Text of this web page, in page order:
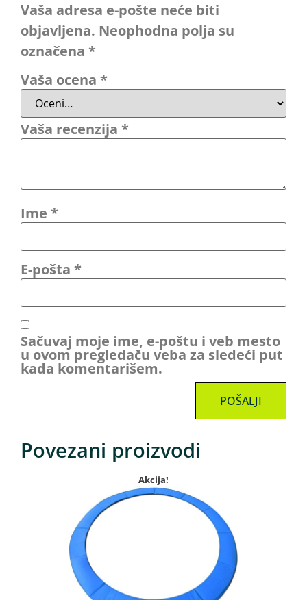
Vaša adresa e-pošte neće biti
objavljena. Neophodna polja su
označena *
Vaša ocena *
Vaša recenzija *
Ime *
E-pošta *
Sačuvaj moje ime, e-poštu i veb mesto
u ovom pregledaču veba za sledeći put
kada komentarišem.
Povezani proizvodi
Akcija!